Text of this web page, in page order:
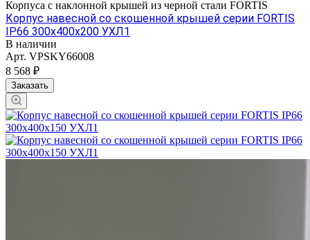
Корпуса с наклонной крышей из черной стали FORTIS
Корпус навесной со скошенной крышей серии FORTIS
IP66 300х400х200 УХЛ1
В наличии
Арт. VPSKY66008
8 568 ₽
Заказать